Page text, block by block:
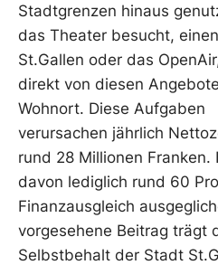
Stadtgrenzen hinaus
das Theater besucht,
St.Gallen oder das
direkt von diesen
Wohnort. Diese Aufgaben
verursachen jährlich
rund 28 Millionen Franken.
davon lediglich rund 60
Finanzausgleich
vorgesehene Beitrag trägt
Selbstbehalt der Stadt